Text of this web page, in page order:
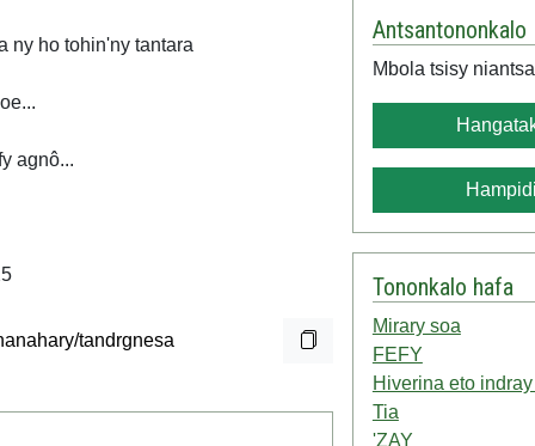
ny ho tohin'ny tantara
agnô...
Antsantononkalo
Mbola tsisy niantsa
Tononkalo hafa
Mirary soa
FEFY
Hiverina eto
Tia
'ZAY